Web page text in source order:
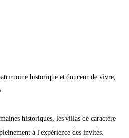
historique et douceur de vivre,
historiques, les villas de caractère
à l'expérience des invités.